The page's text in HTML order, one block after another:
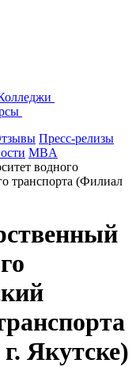
Пресс-релизы
MBA
Якутске)
Якутский